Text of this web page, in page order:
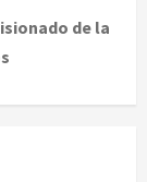
de la